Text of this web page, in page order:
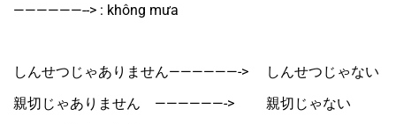
——————--> : không mưa
しんせつじゃありません——————-> 　しんせつじゃない
親切じゃありません　——————-> 　　親切じゃない